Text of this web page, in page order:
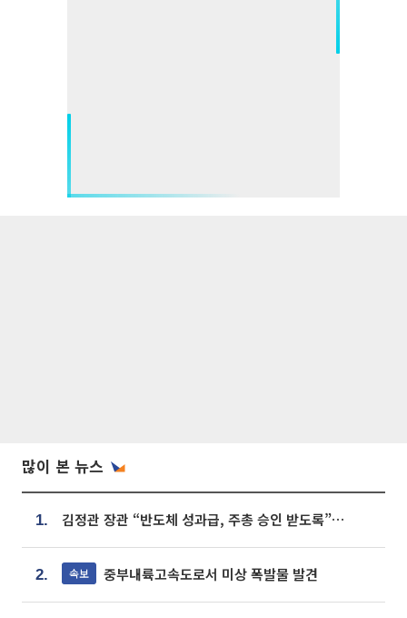
많이 본 뉴스
1. 김정관 장관 “반도체 성과급, 주총 승인 받도록”…상법·자본시장법 개정 시사
2. 속보 중부내륙고속도로서 미상 폭발물 발견